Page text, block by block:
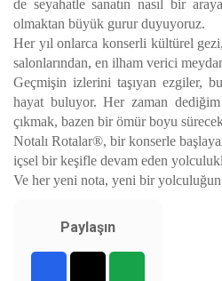
de seyahatle sanatın nasıl bir
olmaktan büyük gurur duyuyoruz.
Her yıl onlarca konserli kültürel
salonlarından, en ilham verici
Geçmişin izlerini taşıyan ezgiler,
hayat buluyor. Her zaman
çıkmak, bazen bir ömür boyu
Notalı Rotalar®, bir konserle
içsel bir keşifle devam eden
Ve her yeni nota, yeni bir yolculuğun
Paylaşın